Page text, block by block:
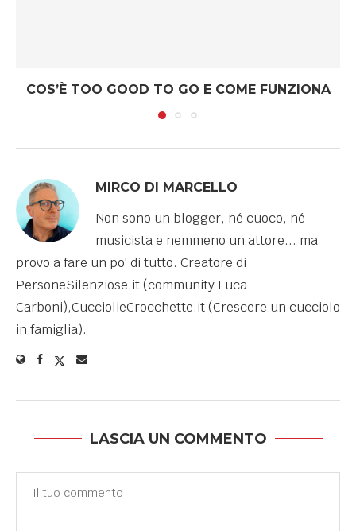
COS’È TOO GOOD TO GO E COME FUNZIONA
MIRCO DI MARCELLO
Non sono un blogger, né cuoco, né
musicista e nemmeno un attore... ma
provo a fare un po' di tutto. Creatore di
PersoneSilenziose.it (community Luca
Carboni),CucciolieCrocchette.it (Crescere un cucciolo
in famiglia).
LASCIA UN COMMENTO